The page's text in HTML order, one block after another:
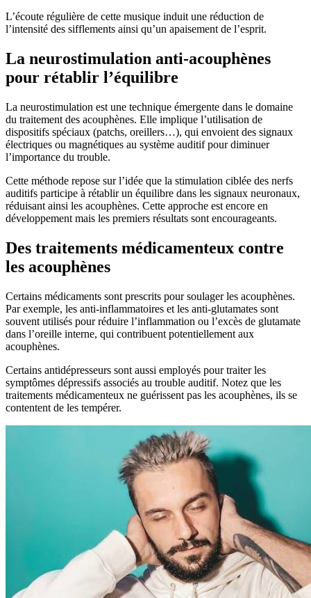
L’écoute régulière de cette musique induit une réduction de
l’intensité des sifflements ainsi qu’un apaisement de l’esprit.
La neurostimulation anti-acouphènes
pour rétablir l’équilibre
La neurostimulation est une technique émergente dans le domaine
du traitement des acouphènes. Elle implique l’utilisation de
dispositifs spéciaux (patchs, oreillers…), qui envoient des signaux
électriques ou magnétiques au système auditif pour diminuer
l’importance du trouble.
Cette méthode repose sur l’idée que la stimulation ciblée des nerfs
auditifs participe à rétablir un équilibre dans les signaux neuronaux,
réduisant ainsi les acouphènes. Cette approche est encore en
développement mais les premiers résultats sont encourageants.
Des traitements médicamenteux contre
les acouphènes
Certains médicaments sont prescrits pour soulager les acouphènes.
Par exemple, les anti-inflammatoires et les anti-glutamates sont
souvent utilisés pour réduire l’inflammation ou l’excès de glutamate
dans l’oreille interne, qui contribuent potentiellement aux
acouphènes.
Certains antidépresseurs sont aussi employés pour traiter les
symptômes dépressifs associés au trouble auditif. Notez que les
traitements médicamenteux ne guérissent pas les acouphènes, ils se
contentent de les tempérer.